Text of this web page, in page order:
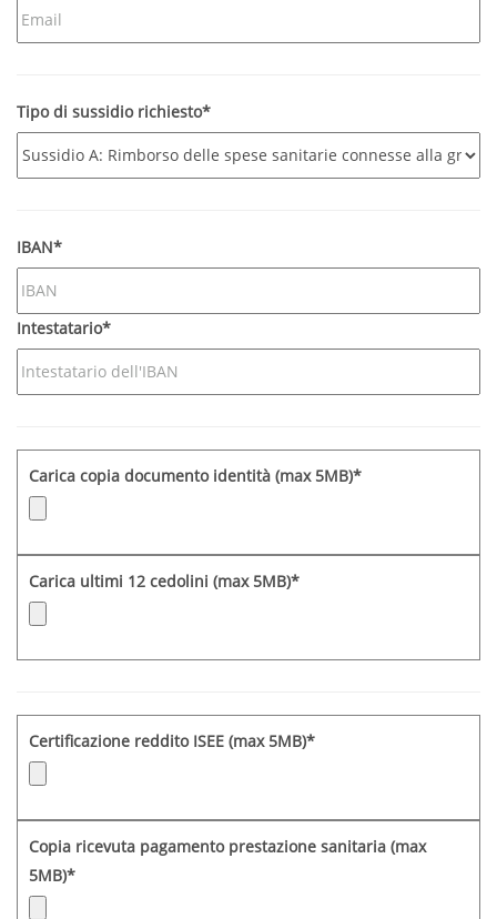
Tipo di sussidio richiesto*
IBAN*
Intestatario*
Carica copia documento identità (max 5MB)*
Carica ultimi 12 cedolini (max 5MB)*
Certificazione reddito ISEE (max 5MB)*
Copia ricevuta pagamento prestazione sanitaria (max
5MB)*